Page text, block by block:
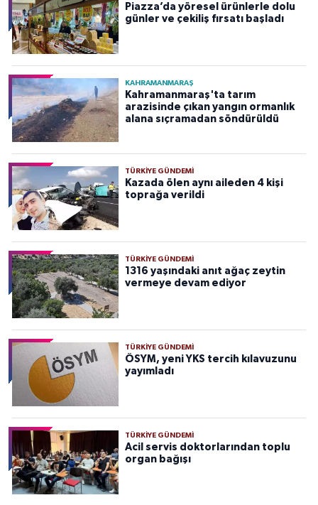
Piazza’da yöresel ürünlerle dolu
günler ve çekiliş fırsatı başladı
KAHRAMANMARAŞ
Kahramanmaraş'ta tarım
arazisinde çıkan yangın ormanlık
alana sıçramadan söndürüldü
TÜRKIYE GÜNDEMI
Kazada ölen aynı aileden 4 kişi
toprağa verildi
TÜRKIYE GÜNDEMI
1316 yaşındaki anıt ağaç zeytin
vermeye devam ediyor
TÜRKIYE GÜNDEMI
ÖSYM, yeni YKS tercih kılavuzunu
yayımladı
TÜRKIYE GÜNDEMI
Acil servis doktorlarından toplu
organ bağışı